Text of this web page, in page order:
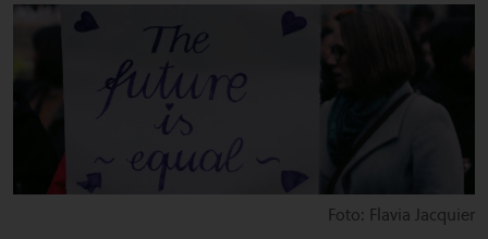
Foto: Flavia Jacquier